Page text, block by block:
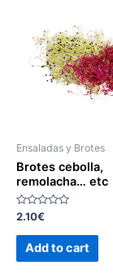
Ensaladas y Brotes
Brotes cebolla,
remolacha… etc
Rated
out
2.10€
Add to cart